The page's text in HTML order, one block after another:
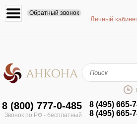
Обратный звонок
Личный
8 (800) 777-0-485
Звонок по РФ - бесплатный
8 (495) 665-
8 (495) 665-